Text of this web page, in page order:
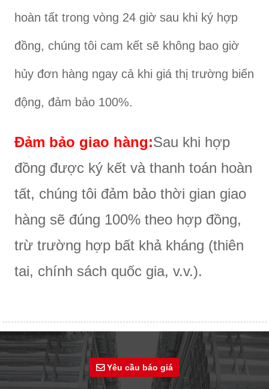
hoàn tất trong vòng 24 giờ sau khi ký hợp
đồng, chúng tôi cam kết sẽ không bao giờ
hủy đơn hàng ngay cả khi giá thị trường biến
động, đảm bảo 100%.
Đảm bảo giao hàng:Sau khi hợp
đồng được ký kết và thanh toán hoàn
tất, chúng tôi đảm bảo thời gian giao
hàng sẽ đúng 100% theo hợp đồng,
trừ trường hợp bất khả kháng (thiên
tai, chính sách quốc gia, v.v.).
Yêu cầu báo giá